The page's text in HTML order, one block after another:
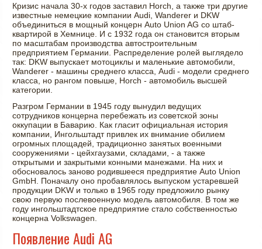
Кризис начала 30-х годов заставил Horch, а также три другие
известные немецкие компании Audi, Wanderer и DKW
объединиться в мощный концерн Auto Union AG со штаб-
квартирой в Хемнице. И с 1932 года он становится вторым
по масштабам производства автостроительным
предприятием Германии. Распределение ролей выглядело
так: DKW выпускает мотоциклы и маленькие автомобили,
Wanderer - машины среднего класса, Audi - модели среднего
класса, но рангом повыше, Horch - автомобиль высшей
категории.
Разгром Германии в 1945 году вынудил ведущих
сотрудников концерна перебежать из советской зоны
оккупации в Баварию. Как гласит официальная история
компании, Ингольштадт привлек их внимание обилием
огромных площадей, традиционно занятых военными
сооружениями - цейхгаузами, складами, - а также
открытыми и закрытыми конными манежами. На них и
обосновалось заново родившееся предприятие Auto Union
GmbH. Поначалу оно пробавлялось выпуском устаревшей
продукции DKW и только в 1965 году предложило рынку
свою первую послевоенную модель автомобиля. В том же
году ингольштадтское предприятие стало собственностью
концерна Volkswagen.
Появление Audi AG